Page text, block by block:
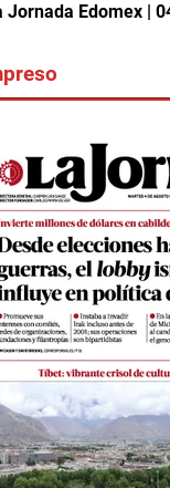
Jornada Edomex |